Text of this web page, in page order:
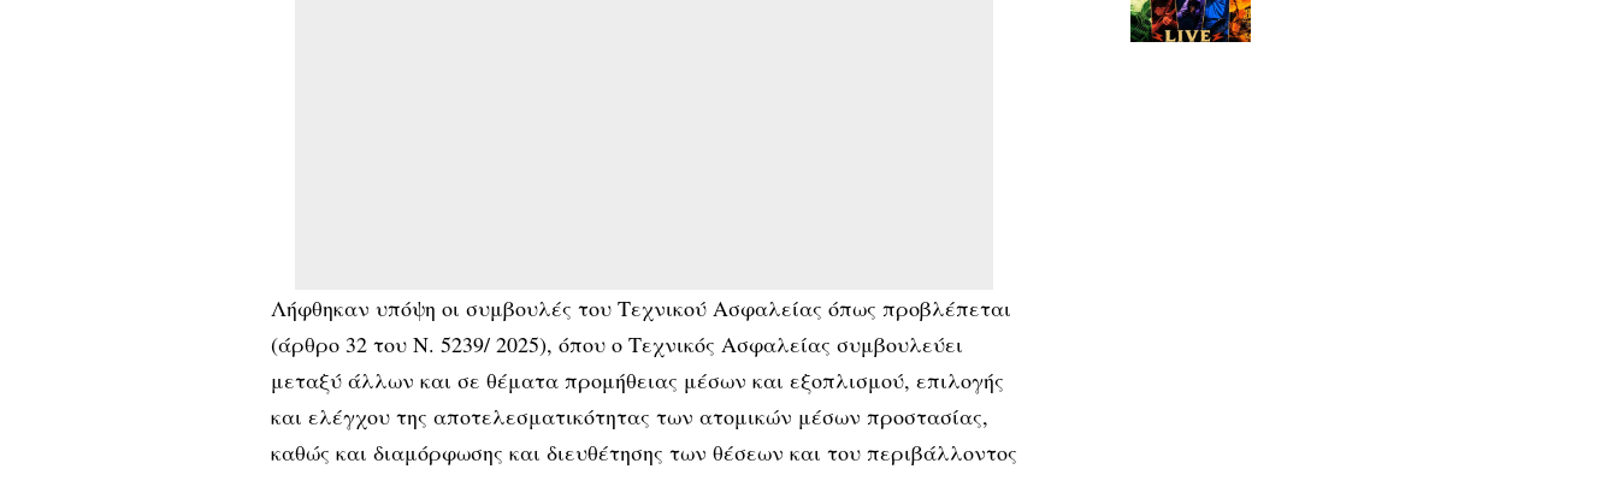
Λήφθηκαν υπόψη οι συμβουλές του Τεχνικού Ασφαλείας όπως προβλέπεται
(άρθρο 32 του Ν. 5239/ 2025), όπου ο Τεχνικός Ασφαλείας συμβουλεύει
μεταξύ άλλων και σε θέματα προμήθειας μέσων και εξοπλισμού, επιλογής
και ελέγχου της αποτελεσματικότητας των ατομικών μέσων προστασίας,
καθώς και διαμόρφωσης και διευθέτησης των θέσεων και του περιβάλλοντος